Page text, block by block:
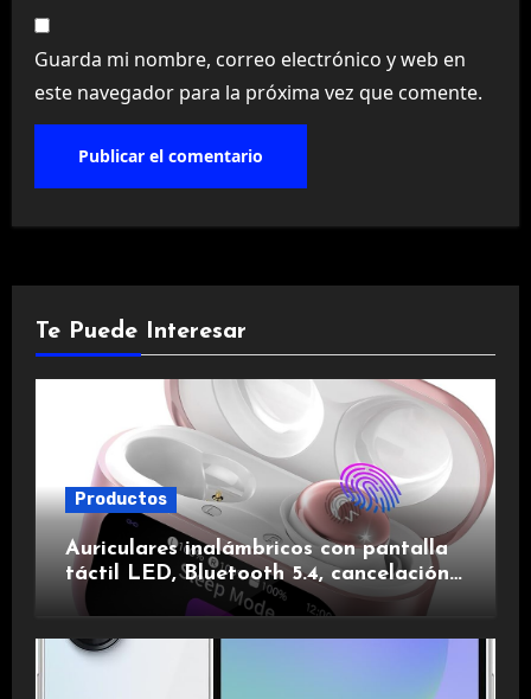
Guarda mi nombre, correo electrónico y web en
este navegador para la próxima vez que comente.
Te Puede Interesar
Productos
Auriculares inalámbricos con pantalla
táctil LED, Bluetooth 5.4, cancelación
de ruido, impermeables y de larga
duración.